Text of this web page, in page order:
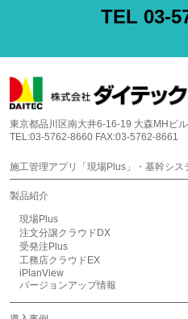
TEL 03-
東京都品川区南大井6-16-19 大森MHビ
TEL:03-5762-8660 FAX:03-5762-8661
施工管理アプリ「現場Plus」・基幹シ
製品紹介
現場Plus
注文分譲クラウドDX
受発注Plus
工務店クラウドEX
iPlanView
バージョンアップ情報